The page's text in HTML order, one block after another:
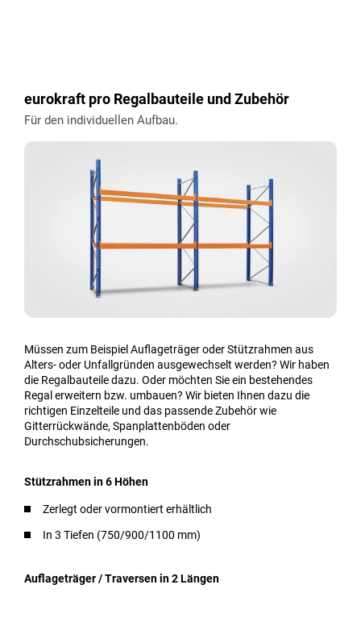
eurokraft pro Regalbauteile und Zubehör
Für den individuellen Aufbau.
Müssen zum Beispiel Auflageträger oder Stützrahmen aus
Alters- oder Unfallgründen ausgewechselt werden? Wir haben
die Regalbauteile dazu. Oder möchten Sie ein bestehendes
Regal erweitern bzw. umbauen? Wir bieten Ihnen dazu die
richtigen Einzelteile und das passende Zubehör wie
Gitterrückwände, Spanplattenböden oder
Durchschubsicherungen.
Stützrahmen in 6 Höhen
Zerlegt oder vormontiert erhältlich
In 3 Tiefen (750/900/1100 mm)
Auflageträger / Traversen in 2 Längen